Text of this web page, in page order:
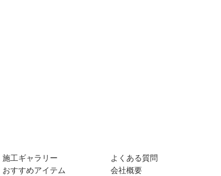
施工ギャラリー
おすすめアイテム
よくある質問
会社概要